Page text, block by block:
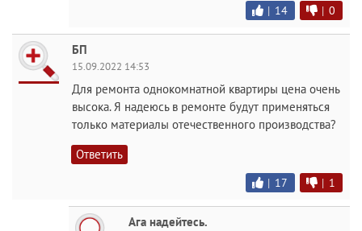
| 14 | 0
БП
15.09.2022 14:53
Для ремонта однокомнатной квартиры цена очень
высока. Я надеюсь в ремонте будут применяться
только материалы отечественного производства?
Ответить
| 17 | 1
Ага надейтесь.